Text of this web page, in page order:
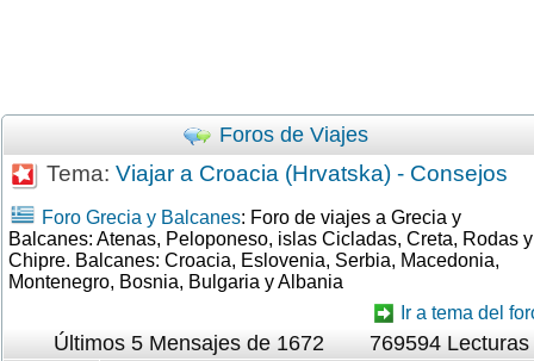
Foros de Viajes
Tema: Viajar a Croacia (Hrvatska) - Consejos
Foro Grecia y Balcanes: Foro de viajes a Grecia y
Balcanes: Atenas, Peloponeso, islas Cicladas, Creta, Rodas y
Chipre. Balcanes: Croacia, Eslovenia, Serbia, Macedonia,
Montenegro, Bosnia, Bulgaria y Albania
Ir a tema del
Últimos 5 Mensajes de 1672
769594 Lecturas